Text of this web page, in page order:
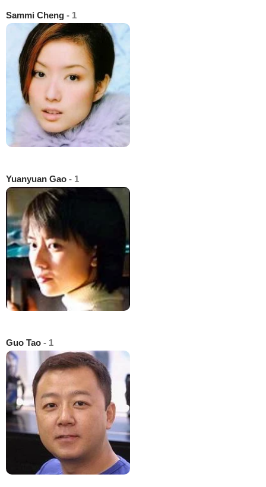
Sammi Cheng - 1
Yuanyuan Gao - 1
Guo Tao - 1